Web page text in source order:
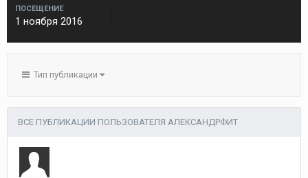
ПОСЕЩЕНИЕ
1 ноября 2016
Тип публикации
ВСЕ ПУБЛИКАЦИИ ПОЛЬЗОВАТЕЛЯ АЛЕКСАНДРФИТ